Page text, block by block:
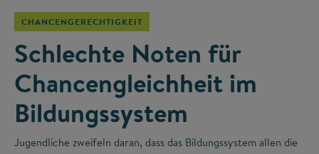
CHANCENGERECHTIGKEIT
Schlechte Noten für
Chancengleichheit im
Bildungssystem
Jugendliche zweifeln daran, dass das Bildungssystem allen die